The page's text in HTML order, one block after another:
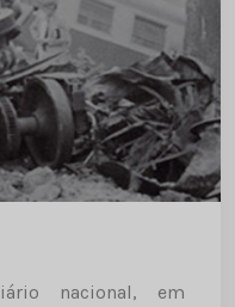
nacional, em